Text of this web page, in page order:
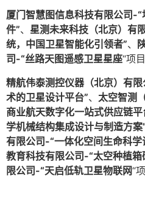
厦门智慧图信息科技有限公司-
件”、 星测未来科技（北京）有
统，中国卫星智能化引领者”、
司-“丝路天图遥感卫星星座“项
精航伟泰测控仪器（北京）有
术的卫星设计平台”、 太空智测
商业航天数字化一站式供应链平
学机械结构集成设计与制造方案
有限公司-“一体化空间生命科学
教育科技有限公司-“太空种植箱
限公司-“天启低轨卫星物联网“